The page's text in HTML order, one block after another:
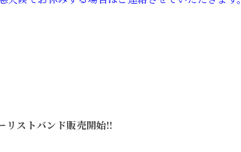
リストバンド販売開始!!